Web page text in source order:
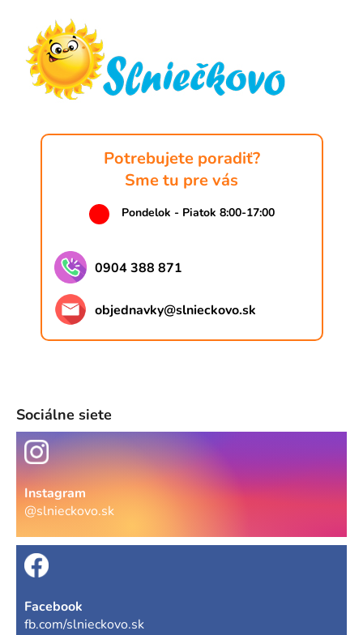
Potrebujete poradiť?
Sme tu pre vás
Pondelok - Piatok 8:00-17:00
0904 388 871
objednavky@slnieckovo.sk
Sociálne siete
Instagram
@slnieckovo.sk
Facebook
fb.com/slnieckovo.sk